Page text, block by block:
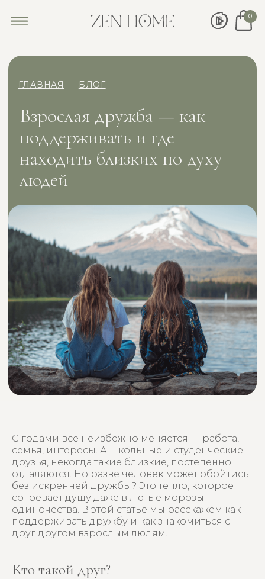
ГЛАВНАЯ
Взрослая дружба — как
находить близких по духу
людей
С годами все неизбежно меняется — работа,
семья, интересы. А школьные и студенческие
друзья, некогда такие близкие, постепенно
отдаляются. Но разве человек может обойтись
без искренней дружбы? Это тепло, которое
согревает душу даже в лютые морозы
одиночества. В этой статье мы расскажем как
поддерживать дружбу и как знакомиться с
друг другом взрослым людям.
Кто такой друг?